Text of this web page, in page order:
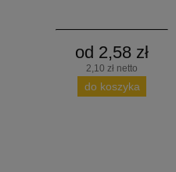
od 2,58 zł
2,10 zł netto
do koszyka